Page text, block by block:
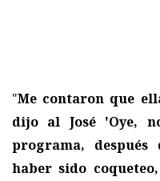
"Me contaron que
dijo al José 'Oye,
programa, después
haber sido